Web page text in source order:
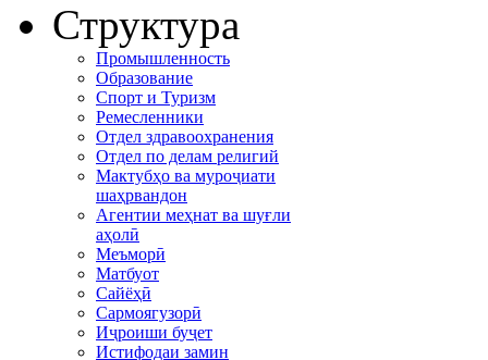
Структура
Промышленность
Образование
Спорт и Туризм
Ремесленники
Отдел здравоохранения
Отдел по делам религий
Мактубҳо ва муроҷиати
шаҳрвандон
Агентии меҳнат ва шуғли
аҳолӣ
Меъморӣ
Матбуот
Сайёҳӣ
Сармоягузорӣ
Иҷроиши буҷет
Истифодаи замин